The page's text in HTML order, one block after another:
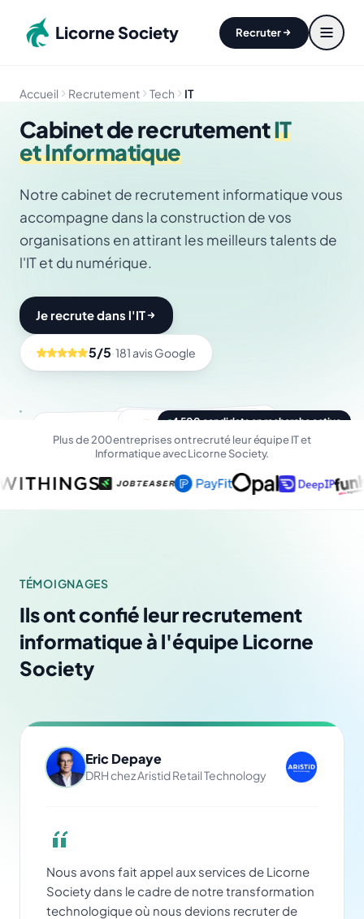
Licorne Society Recruter
Accueil Recrutement Tech IT
Cabinet de recrutementIT
et Informatique
Notre cabinet de recrutement informatique vous
accompagne dans la construction de vos
organisations en attirant les meilleurs talents de
l'IT et du numérique.
Je recrute dans l'IT
5/5·181 avis Google
Je recrute dans l'IT
4 500 candidats en recherche active
CM Camille M. C-Level
AB Ali B. Tech
SR Sami R. Tech
JT Julien T. Tech
Plus de 200 entreprises ont recruté leur équipe IT et
Informatique avec Licorne Society.
TÉMOIGNAGES
Ils ont confié leur recrutement
informatique à l'équipe Licorne
Society
Eric Depaye
DRH chez Aristid Retail Technology
Nous avons fait appel aux services de Licorne
Society dans le cadre de notre transformation
technologique où nous devions recruter de